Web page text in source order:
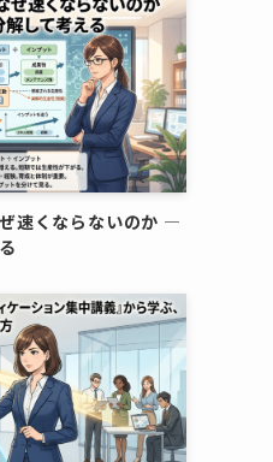
速くならないのか ―